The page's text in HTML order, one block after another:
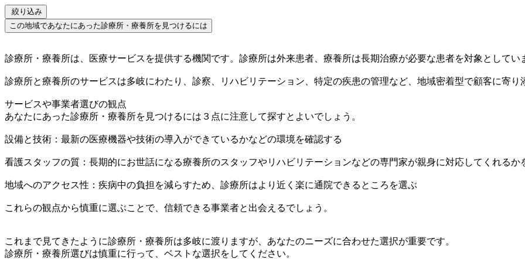
絞り込み
この地域であなたにあった診療所・療養所を見つけるには
診療所・療養所は、医療サービスを提供する機関です。診療所は外来患者、療養所は長期治療が必要な患者を対象としてい
診療所と療養所のサービスは多岐にわたり、診察、リハビリテーション、特定の疾患の管理など、地域密着型で顧客に寄り
サービスや事業者選びの観点
あなたにあった診療所・療養所を見つけるには３点に注意して探すとよいでしょう。
設備と技術：最新の医療機器や技術の導入ができているかなどの環境を確認する
看護スタッフの質：長期的にお世話になる療養所のスタッフやリハビリテーションなどの専門家が親身に対応してくれるか
地域へのアクセス性：疾病中の負担を減らすため、診療所はより近く楽に通院できるところを選ぶ
これらの観点から慎重に選ぶことで、信頼できる事業者と出会えるでしょう。
これまで見てきたように診療所・療養所は多岐に渡りますが、あなたのニーズに合わせた選択が重要です。
診療所・療養所選びは慎重に行って、ベストな選択をしてください。